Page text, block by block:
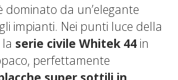
dominato da un’elegante
impianti. Nei punti luce della
serie civile Whitek 44 in
perfettamente